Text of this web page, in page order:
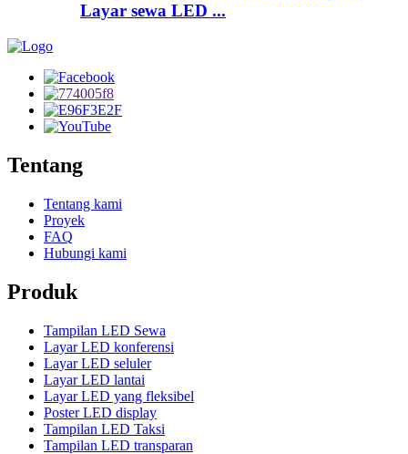
Layar sewa LED ...
Tentang
Tentang kami
Proyek
FAQ
Hubungi kami
Produk
Tampilan LED Sewa
Layar LED konferensi
Layar LED seluler
Layar LED lantai
Layar LED yang fleksibel
Poster LED display
Tampilan LED Taksi
Tampilan LED transparan